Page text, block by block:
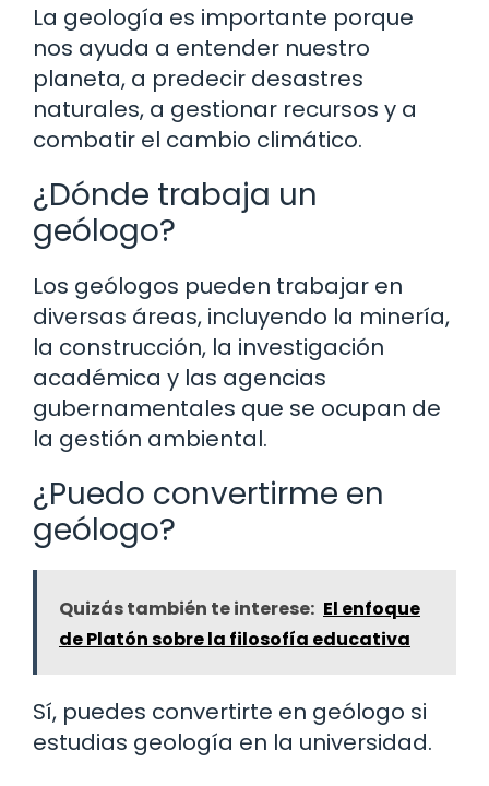
La geología es importante porque
nos ayuda a entender nuestro
planeta, a predecir desastres
naturales, a gestionar recursos y a
combatir el cambio climático.
¿Dónde trabaja un
geólogo?
Los geólogos pueden trabajar en
diversas áreas, incluyendo la minería,
la construcción, la investigación
académica y las agencias
gubernamentales que se ocupan de
la gestión ambiental.
¿Puedo convertirme en
geólogo?
Quizás también te interese: El enfoque
de Platón sobre la filosofía educativa
Sí, puedes convertirte en geólogo si
estudias geología en la universidad.